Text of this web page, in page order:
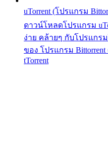
uTorrent (โปรแกรม
ดาวน์โหลดโปรแกรม
ง่าย คล้ายๆ กับโปรแกร
ของ โปรแกรม
tTorrent